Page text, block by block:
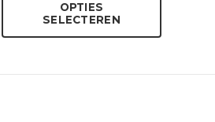
OPTIES
SELECTEREN